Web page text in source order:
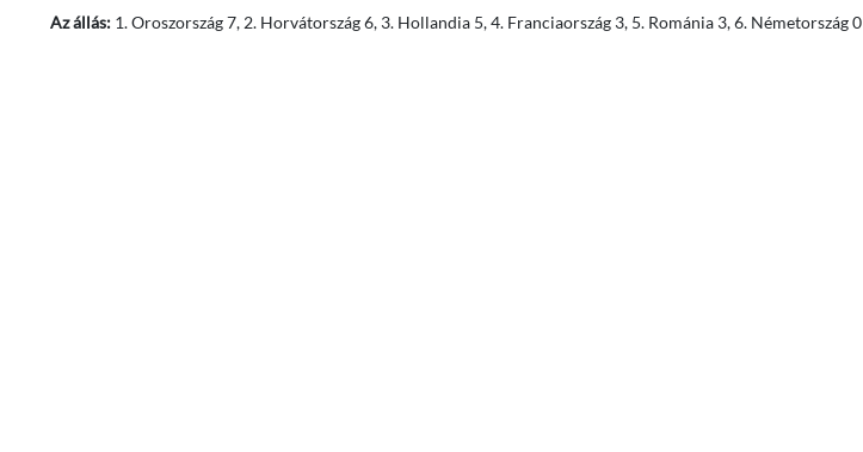
Az állás:1. Oroszország 7, 2. Horvátország 6, 3. Hollandia 5, 4. Franciaország 3, 5. Románia 3, 6. Németország 0